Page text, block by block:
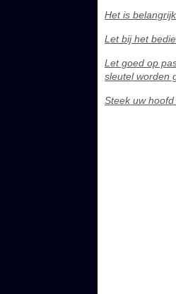
Het is
Let bij het
Let goed op
sleutel worden
Steek uw